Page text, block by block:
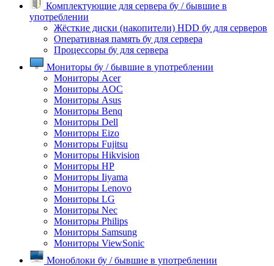
Комплектующие для сервера бу / бывшие в
употреблении
Жёсткие диски (накопители) HDD бу для серверов
Оперативная память бу для сервера
Процессоры бу для сервера
Мониторы бу / бывшие в употреблении
Мониторы Acer
Мониторы AOC
Мониторы Asus
Мониторы Benq
Мониторы Dell
Мониторы Eizo
Мониторы Fujitsu
Мониторы Hikvision
Мониторы HP
Мониторы Iiyama
Мониторы Lenovo
Мониторы LG
Мониторы Nec
Мониторы Philips
Мониторы Samsung
Мониторы ViewSonic
Моноблоки бу / бывшие в употреблении